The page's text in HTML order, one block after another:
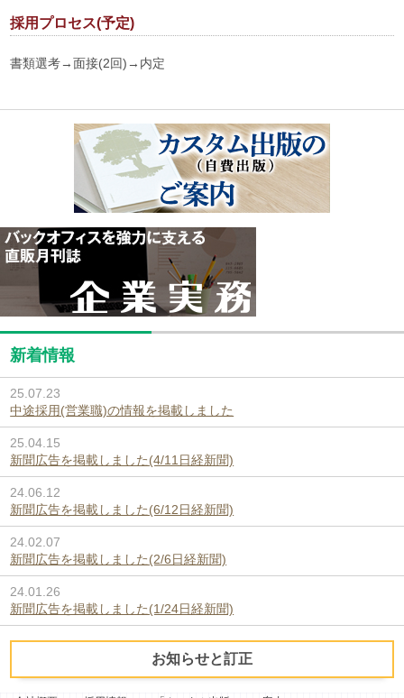
採用プロセス(予定)
書類選考→面接(2回)→内定
新着情報
25.07.23
中途採用(営業職)の情報を掲載しました
25.04.15
新聞広告を掲載しました(4/11日経新聞)
24.06.12
新聞広告を掲載しました(6/12日経新聞)
24.02.07
新聞広告を掲載しました(2/6日経新聞)
24.01.26
新聞広告を掲載しました(1/24日経新聞)
お知らせと訂正